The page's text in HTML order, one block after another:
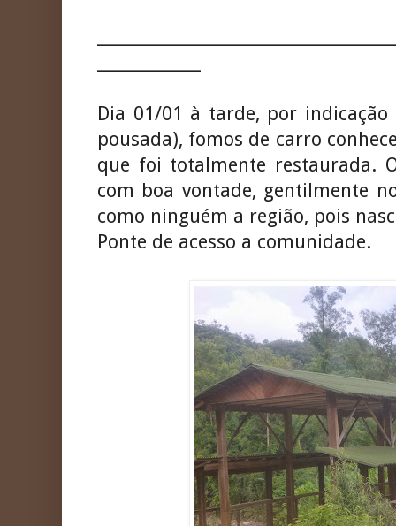
Dia 01/01 à tarde, por
pousada), fomos de carro
que foi totalmente restaurada.
com boa vontade, gentilmente
como ninguém a região, pois
Ponte de acesso a comunidade.